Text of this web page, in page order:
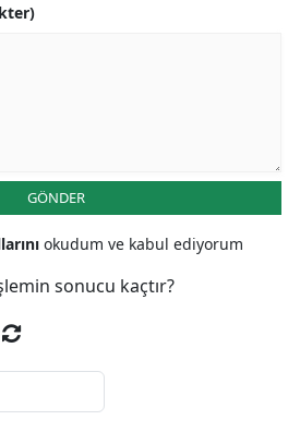
GÖNDER
okudum ve kabul ediyorum
sonucu kaçtır?